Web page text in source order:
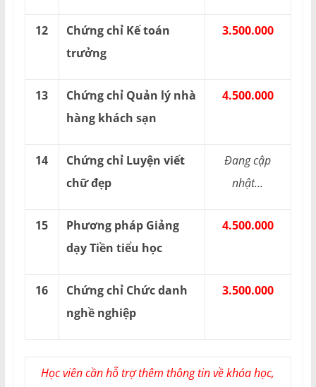
12
Chứng chỉ Kế toán
trưởng
3.500.000
13
Chứng chỉ Quản lý nhà
hàng khách sạn
4.500.000
14
Chứng chỉ Luyện viết
chữ đẹp
Đang cập
nhật...
15
Phương pháp Giảng
dạy Tiền tiểu học
4.500.000
16
Chứng chỉ Chức danh
nghề nghiệp
3.500.000
Học viên cần hỗ trợ thêm thông tin về khóa học,